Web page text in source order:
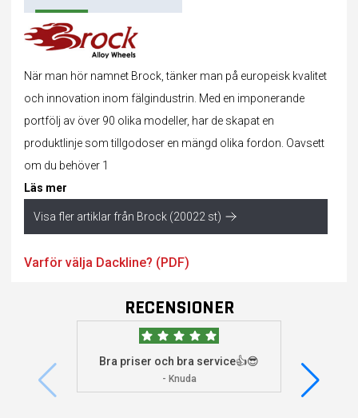
När man hör namnet Brock, tänker man på europeisk kvalitet
och innovation inom fälgindustrin. Med en imponerande
portfölj av över 90 olika modeller, har de skapat en
produktlinje som tillgodoser en mängd olika fordon. Oavsett
om du behöver 1
Läs mer
Visa fler artiklar från Brock (20022 st)
Varför välja Dackline? (PDF)
RECENSIONER
Bra priser och bra service👍😎
- Knuda